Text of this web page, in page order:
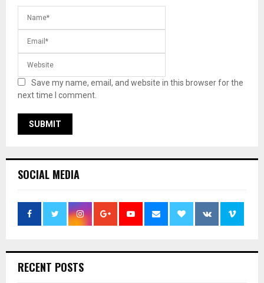
Save my name, email, and website in this browser for the
next time I comment.
SOCIAL MEDIA
RECENT POSTS